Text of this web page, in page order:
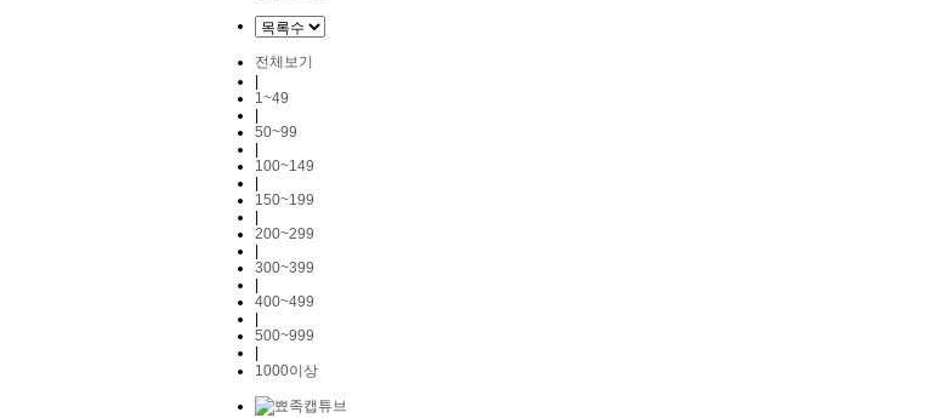
전체보기
1~49
50~99
100~149
150~199
200~299
300~399
400~499
500~999
1000이상